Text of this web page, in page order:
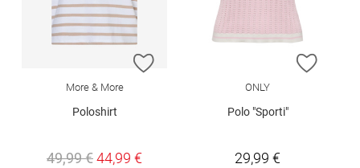
ZUR WUNSCHLISTE HINZUFÜGEN
More & More
Poloshirt
49,99 €44,99 €
ZUR
ONLY
Polo "Sporti"
29,99 €